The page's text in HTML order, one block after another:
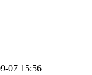
07 15:56